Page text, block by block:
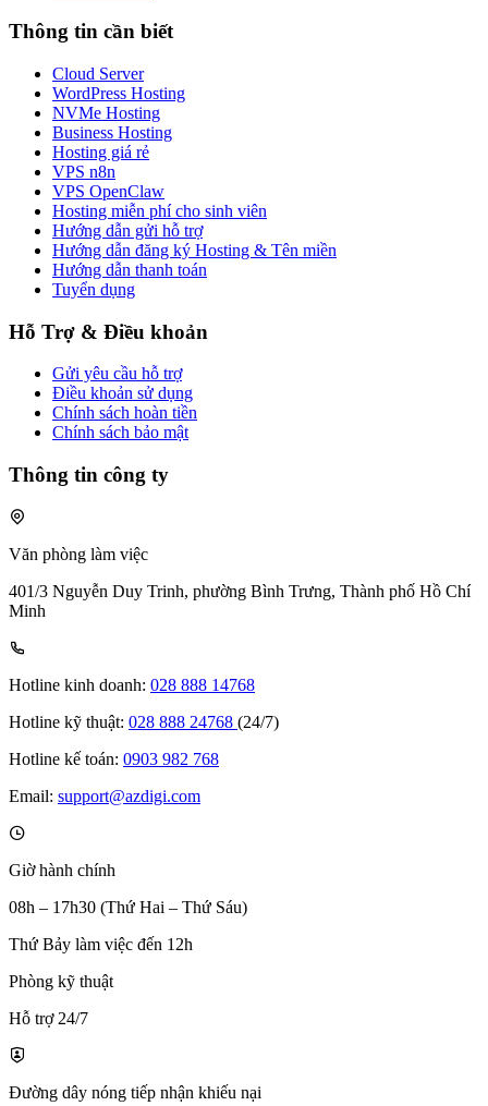
Thông tin cần biết
Cloud Server
WordPress Hosting
NVMe Hosting
Business Hosting
Hosting giá rẻ
VPS n8n
VPS OpenClaw
Hosting miễn phí cho sinh viên
Hướng dẫn gửi hỗ trợ
Hướng dẫn đăng ký Hosting & Tên miền
Hướng dẫn thanh toán
Tuyển dụng
Hỗ Trợ & Điều khoản
Gửi yêu cầu hỗ trợ
Điều khoản sử dụng
Chính sách hoàn tiền
Chính sách bảo mật
Thông tin công ty
Văn phòng làm việc
401/3 Nguyễn Duy Trinh, phường Bình Trưng, Thành phố Hồ Chí
Minh
Hotline kinh doanh: 028 888 14768
Hotline kỹ thuật: 028 888 24768 (24/7)
Hotline kế toán: 0903 982 768
Email: support@azdigi.com
Giờ hành chính
08h – 17h30 (Thứ Hai – Thứ Sáu)
Thứ Bảy làm việc đến 12h
Phòng kỹ thuật
Hỗ trợ 24/7
Đường dây nóng tiếp nhận khiếu nại